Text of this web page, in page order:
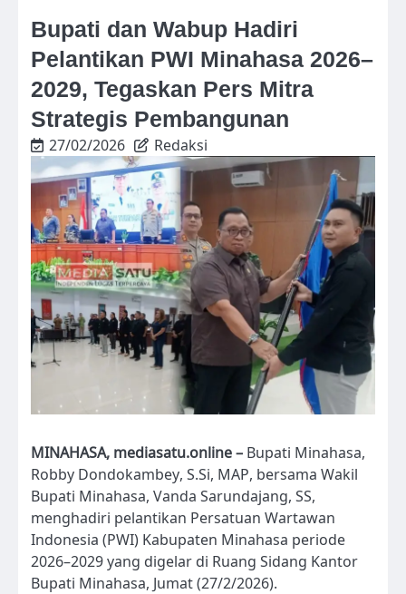
Bupati dan Wabup Hadiri
Pelantikan PWI Minahasa 2026–
2029, Tegaskan Pers Mitra
Strategis Pembangunan
27/02/2026 Redaksi
MINAHASA, mediasatu.online – Bupati Minahasa,
Robby Dondokambey, S.Si, MAP, bersama Wakil
Bupati Minahasa, Vanda Sarundajang, SS,
menghadiri pelantikan Persatuan Wartawan
Indonesia (PWI) Kabupaten Minahasa periode
2026–2029 yang digelar di Ruang Sidang Kantor
Bupati Minahasa, Jumat (27/2/2026).